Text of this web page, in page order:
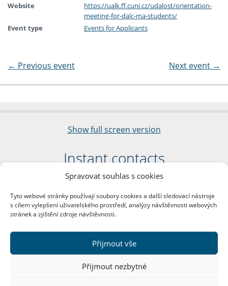
Spravovat souhlas s cookies
Tyto webové stránky používají soubory cookies a další sledovací nástroje
s cílem vylepšení uživatelského prostředí, analýzy návštěvnosti webových
stránek a zjištění zdroje návštěvnosti.
Přijmout vše
Přijmout nezbytné
Website
https://ualk.ff.cuni.cz/udalost/orientation-
meeting-for-dalc-ma-students/
Event type
Events for Applicants
← Previous event Next event →
Show full screen version
Instant contacts
Faculty of Arts
nám. Jana Palacha 1/2
116 38 Prague 1
VAT Number: CZ00216208
More contacts